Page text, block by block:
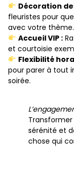
Décoration
fleuristes pour
avec votre thème.
Accueil VIP :
et courtoisie
Flexibilité
pour parer à tout
soirée.
sérénité et
chose qui